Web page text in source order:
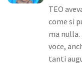
Diventa volontario
TEO
come si
ma
voce,
tanti